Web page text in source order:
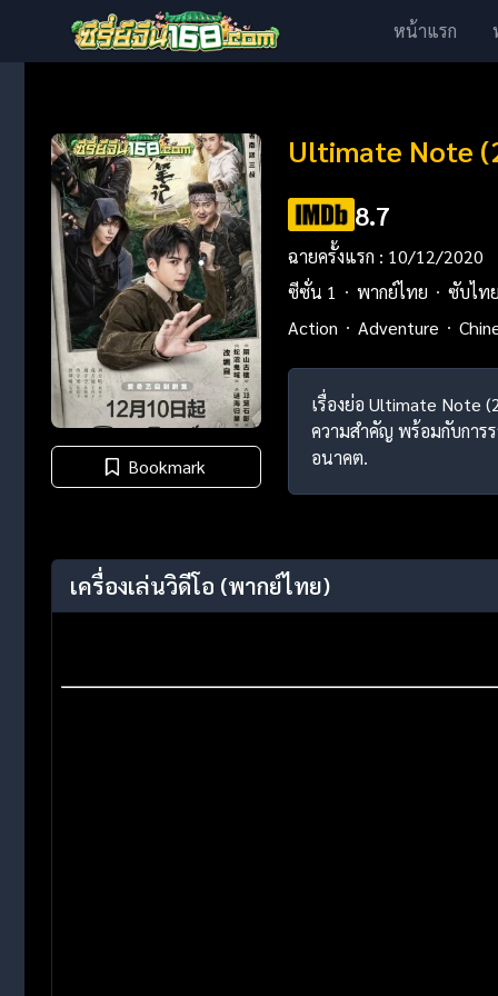
หน้าแรก
Bookmark
Ultimate Note
8.7
ฉายครั้งแรก : 10/12/2020
ซีซั่น 1
พากย์ไทย
ซับไท
Action
Adventure
เรื่องย่อ Ultimate Note
ความสำคัญ พร้อมกับการ
อนาคต.
เครื่องเล่นวิดีโอ (พากย์ไทย)